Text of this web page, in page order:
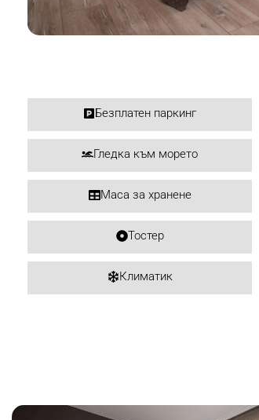
Безплатен паркинг
Гледка към морето
Маса за хранене
Тостер
Климатик